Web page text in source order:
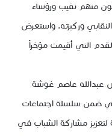
منهم نقيب ورؤساء
وركيزته. واستعرض
التي أقيمت مؤخراً
عبدالله عاصم غوشة
ضمن سلسلة اجتماعات
مشاركة الشباب في